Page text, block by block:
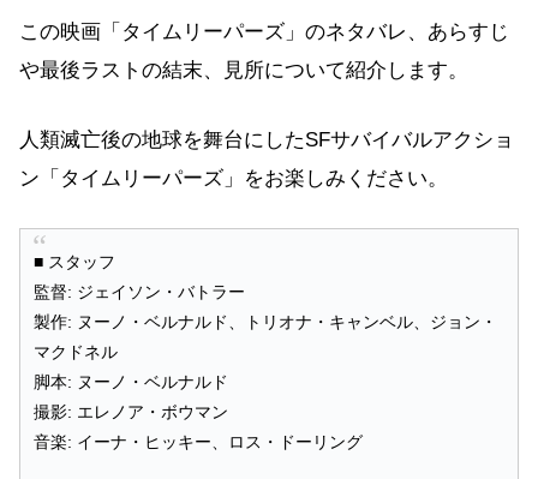
この映画「タイムリーパーズ」のネタバレ、あらすじ
や最後ラストの結末、見所について紹介します。
人類滅亡後の地球を舞台にしたSFサバイバルアクショ
ン「タイムリーパーズ」をお楽しみください。
■ スタッフ
監督: ジェイソン・バトラー
製作: ヌーノ・ベルナルド、トリオナ・キャンベル、ジョン・
マクドネル
脚本: ヌーノ・ベルナルド
撮影: エレノア・ボウマン
音楽: イーナ・ヒッキー、ロス・ドーリング